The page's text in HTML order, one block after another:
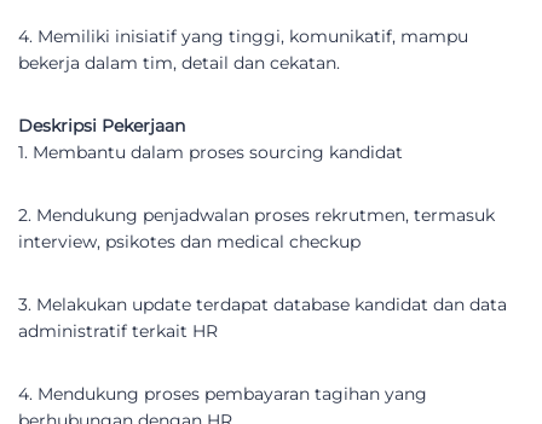
4. Memiliki inisiatif yang tinggi, komunikatif, mampu
bekerja dalam tim, detail dan cekatan.
Deskripsi Pekerjaan
1. Membantu dalam proses sourcing kandidat
2. Mendukung penjadwalan proses rekrutmen, termasuk
interview, psikotes dan medical checkup
3. Melakukan update terdapat database kandidat dan data
administratif terkait HR
4. Mendukung proses pembayaran tagihan yang